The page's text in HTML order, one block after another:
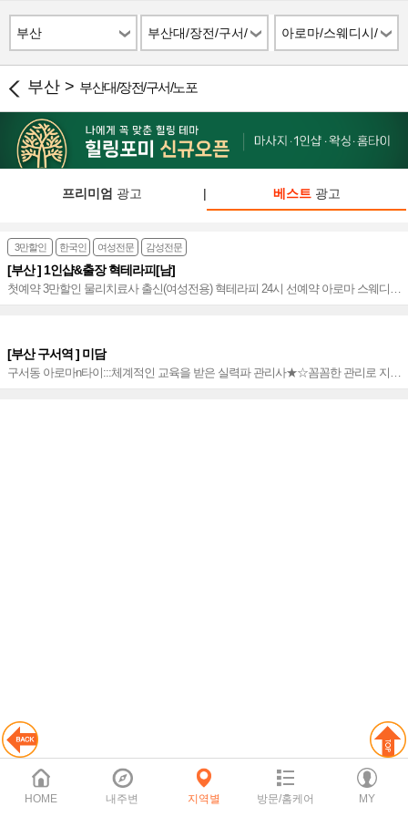
부산
부산대/장전/구서/
노포
아로마/스웨디시/
스파
부산 > 부산대/장전/구서/노포
프리미엄 광고 | 베스트광고
3만할인 한국인 여성전문 감성전문
[부산 ] 1인샵&출장 혁테라피[남]
첫예약 3만할인 물리치료사 출신(여성전용) 혁테라피 24시 선예약 아로마 스웨디시
슈얼 실력파 감각적 한국인(남)힐러 여성전문 테라피스트~♥
[부산 구서역 ] 미담
구서동 아로마n타이:::체계적인 교육을 받은 실력파 관리사★☆꼼꼼한 관리로 지친
심신의 힐링을~!!
HOME 내주변 지역별 방문/홈케어 MY